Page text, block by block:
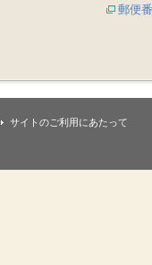
郵便
サイトのご利用にあたって